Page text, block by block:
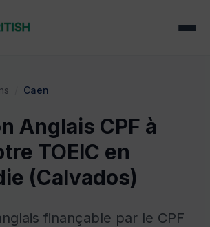
Caen
Anglais CPF à
TOEIC en
(Calvados)
finançable par le CPF